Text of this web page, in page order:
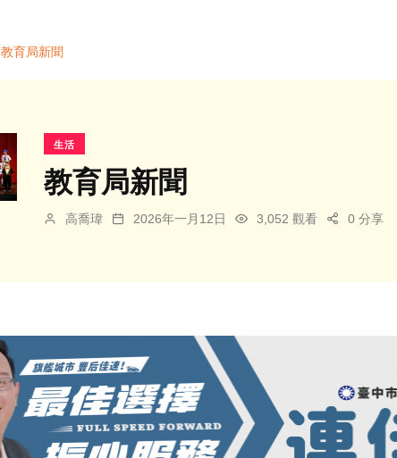
教育局新聞
生活
教育局新聞
高喬瑋 2026年一月12日 3,052 觀看 0 分享